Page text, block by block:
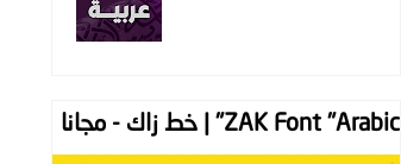
ZAK Font "Arabic" | خط زاك - مجانا